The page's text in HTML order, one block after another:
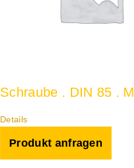
Schraube . DIN 85 .
Details
Produkt anfragen